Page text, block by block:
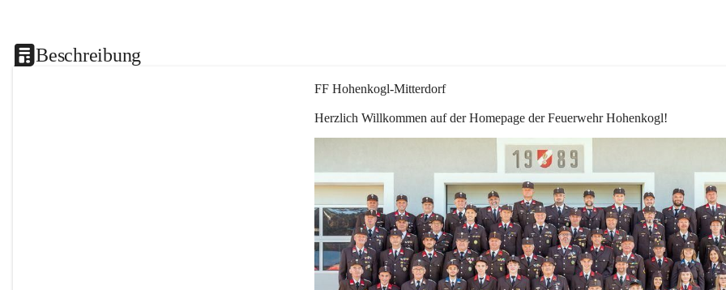
Beschreibung
FF Hohenkogl-Mitterdorf
Herzlich Willkommen auf der Homepage der Feuerwehr Hohenkogl!